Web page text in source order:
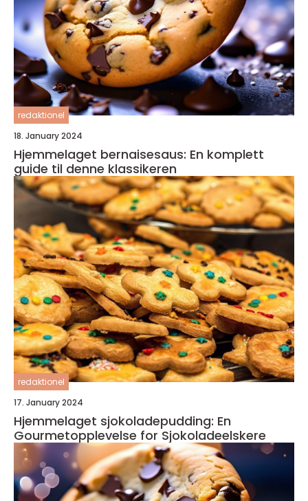
redaktionel
18. January 2024
Hjemmelaget bernaisesaus: En komplett
guide til denne klassikeren
redaktionel
17. January 2024
Hjemmelaget sjokoladepudding: En
Gourmetopplevelse for Sjokoladeelskere